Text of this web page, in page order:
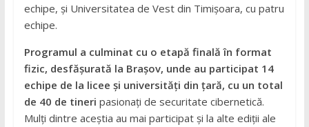
echipe, și Universitatea de Vest din Timișoara, cu patru
echipe.
Programul a culminat cu o etapă finală în format
fizic, desfășurată la Brașov, unde au participat 14
echipe de la licee și universități din țară, cu un total
de 40 de tineri pasionați de securitate cibernetică.
Mulți dintre aceștia au mai participat și la alte ediții ale